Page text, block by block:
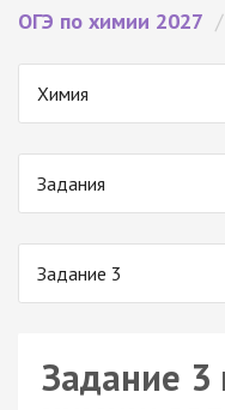
ОГЭ по химии 2027 /
Химия
Задания
Задание 3
Задание 3